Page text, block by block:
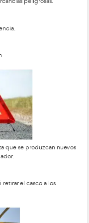
se abstendrá de
de mercancías